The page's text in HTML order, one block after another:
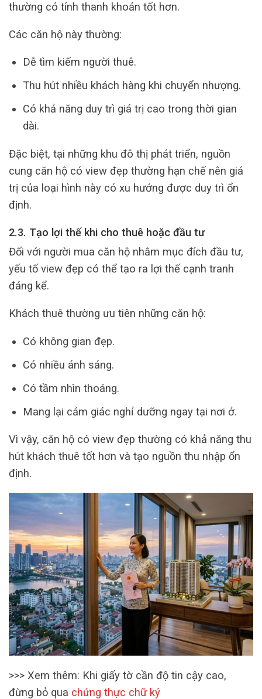
thường có tính thanh khoản tốt hơn.
Các căn hộ này thường:
Dễ tìm kiếm người thuê.
Thu hút nhiều khách hàng khi chuyển nhượng.
Có khả năng duy trì giá trị cao trong thời gian
dài.
Đặc biệt, tại những khu đô thị phát triển, nguồn
cung căn hộ có view đẹp thường hạn chế nên giá
trị của loại hình này có xu hướng được duy trì ổn
định.
2.3. Tạo lợi thế khi cho thuê hoặc đầu tư
Đối với người mua căn hộ nhằm mục đích đầu tư,
yếu tố view đẹp có thể tạo ra lợi thế cạnh tranh
đáng kể.
Khách thuê thường ưu tiên những căn hộ:
Có không gian đẹp.
Có nhiều ánh sáng.
Có tầm nhìn thoáng.
Mang lại cảm giác nghỉ dưỡng ngay tại nơi ở.
Vì vậy, căn hộ có view đẹp thường có khả năng thu
hút khách thuê tốt hơn và tạo nguồn thu nhập ổn
định.
>>> Xem thêm: Khi giấy tờ cần độ tin cậy cao,
đừng bỏ qua chứng thực chữ ký